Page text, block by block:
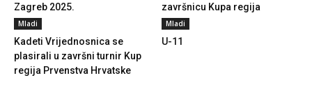
Zagreb 2025.
završnicu Kupa regija
Mladi
Kadeti Vrijednosnica se
plasirali u završni turnir Kup
regija Prvenstva Hrvatske
Mladi
U-11